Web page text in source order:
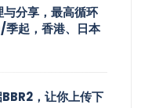
分享，最高循环
起，香港、日本
，让你上传下